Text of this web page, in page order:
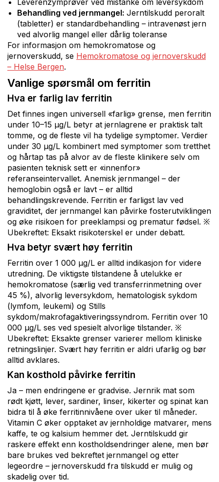
Behandling ved jernmangel: Jerntilskudd peroralt
(tabletter) er standardbehandling – intravenøst jern
ved alvorlig mangel eller dårlig toleranse
For informasjon om hemokromatose og
jernoverskudd, se Hemokromatose og jernoverskudd
– Helse Bergen.
Vanlige spørsmål om ferritin
Hva er farlig lav ferritin
Det finnes ingen universell «farlig» grense, men ferritin
under 10–15 µg/L betyr at jernlagrene er praktisk talt
tomme, og de fleste vil ha tydelige symptomer. Verdier
under 30 µg/L kombinert med symptomer som tretthet
og hårtap tas på alvor av de fleste klinikere selv om
pasienten teknisk sett er «innenfor»
referanseintervallet. Anemisk jernmangel – der
hemoglobin også er lavt – er alltid
behandlingskrevende. Ferritin er farligst lav ved
graviditet, der jernmangel kan påvirke fosterutviklingen
og øke risikoen for preeklampsi og prematur fødsel. ※
Ubekreftet: Eksakt risikoterskel er under debatt.
Hva betyr svært høy ferritin
Ferritin over 1 000 µg/L er alltid indikasjon for videre
utredning. De viktigste tilstandene å utelukke er
hemokromatose (særlig ved transferrinmetning over
45 %), alvorlig leversykdom, hematologisk sykdom
(lymfom, leukemi) og Stills
sykdom/makrofagaktiveringssyndrom. Ferritin over 10
000 µg/L ses ved spesielt alvorlige tilstander. ※
Ubekreftet: Eksakte grenser varierer mellom kliniske
retningslinjer. Svært høy ferritin er aldri ufarlig og bør
alltid avklares.
Kan kosthold påvirke ferritin
Ja – men endringene er gradvise. Jernrik mat som
rødt kjøtt, lever, sardiner, linser, kikerter og spinat kan
bidra til å øke ferritinnivåene over uker til måneder.
Vitamin C øker opptaket av jernholdige matvarer, mens
kaffe, te og kalsium hemmer det. Jerntilskudd gir
raskere effekt enn kostholdsendringer alene, men bør
bare brukes ved bekreftet jernmangel og etter
legeordre – jernoverskudd fra tilskudd er mulig og
skadelig over tid.